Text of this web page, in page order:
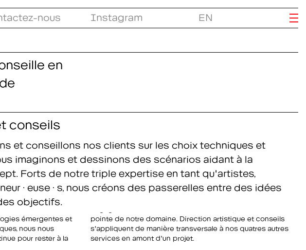
nous Instagram EN
en
conseils
et conseillons nos clients sur les choix techniques et
imaginons et dessinons des scénarios aidant à la
Forts de notre triple expertise en tant qu'artistes,
nous créons des passerelles entre des idées
objectifs.
émergentes et
nous nous
pour rester à la
et conseils
quatres autres
services en amont d'un projet.